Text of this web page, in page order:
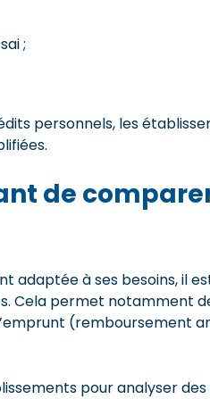
;
personnels, les
de
adaptée à ses besoins, il
Cela permet notamment
(remboursement
pour analyser